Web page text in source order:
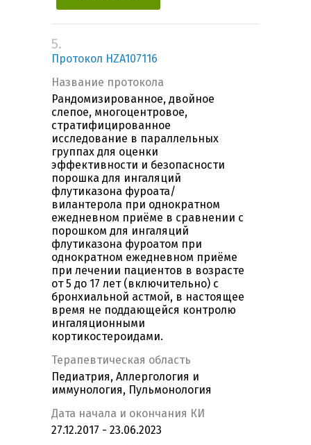
5.
Протокол HZA107116
Название протокола
Рандомизированное, двойное
слепое, многоцентровое,
стратифицированное
исследование в параллельных
группах для оценки
эффективности и безопасности
порошка для ингаляций
флутиказона фуроата/
вилантерола при однократном
ежедневном приёме в сравнении с
порошком для ингаляций
флутиказона фуроатом при
однократном ежедневном приёме
при лечении пациентов в возрасте
от 5 до 17 лет (включительно) с
бронхиальной астмой, в настоящее
время не поддающейся контролю
ингаляционными
кортикостероидами.
Терапевтическая область
Педиатрия, Аллергология и
иммунология, Пульмонология
Дата начала и окончания КИ
27.12.2017 - 23.06.2023